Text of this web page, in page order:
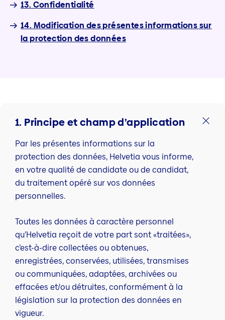
13. Confidentialité
14. Modification des présentes informations sur
la protection des données
1. Principe et champ d’application
Par les présentes informations sur la
protection des données, Helvetia vous informe,
en votre qualité de candidate ou de candidat,
du traitement opéré sur vos données
personnelles.
Toutes les données à caractère personnel
qu’Helvetia reçoit de votre part sont «traitées»,
c’est-à-dire collectées ou obtenues,
enregistrées, conservées, utilisées, transmises
ou communiquées, adaptées, archivées ou
effacées et/ou détruites, conformément à la
législation sur la protection des données en
vigueur.